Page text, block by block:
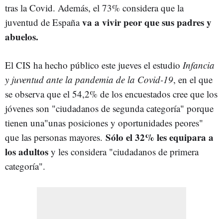
tras la Covid. Además, el 73% considera que la
juventud de Españava a vivir peor que sus padres y
abuelos.
El CIS ha hecho público este jueves el estudio Infancia
y juventud ante la pandemia de la Covid-19, en el que
se observa que el 54,2% de los encuestados cree que los
jóvenes son "ciudadanos de segunda categoría" porque
tienen una"unas posiciones y oportunidades peores"
que las personas mayores. Sólo el 32% les equipara a
los adultos y les considera "ciudadanos de primera
categoría".